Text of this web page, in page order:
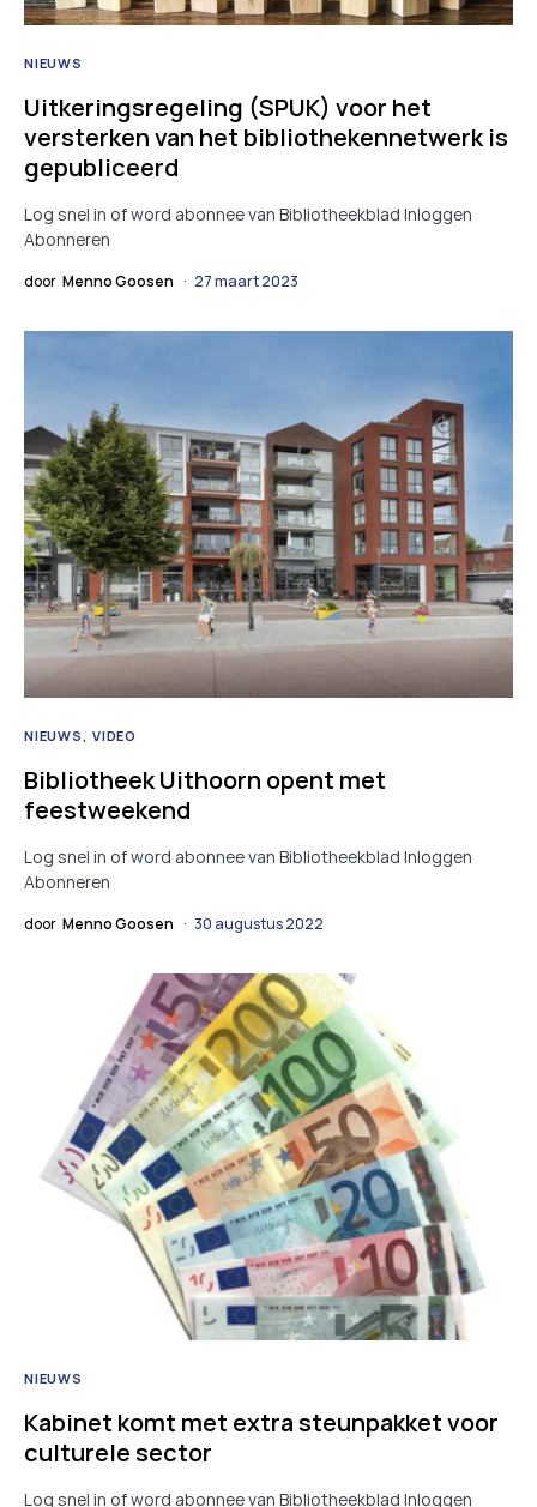
NIEUWS
Uitkeringsregeling (SPUK) voor het
versterken van het bibliothekennetwerk is
gepubliceerd
Log snel in of word abonnee van Bibliotheekblad Inloggen
Abonneren
door Menno Goosen 27 maart 2023
NIEUWS VIDEO
Bibliotheek Uithoorn opent met
feestweekend
Log snel in of word abonnee van Bibliotheekblad Inloggen
Abonneren
door Menno Goosen 30 augustus 2022
NIEUWS
Kabinet komt met extra steunpakket voor
culturele sector
Log snel in of word abonnee van Bibliotheekblad Inloggen